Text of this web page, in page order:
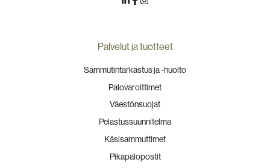
Palvelut ja tuotteet
Sammutintarkastus ja -huolto
Palovaroittimet
Väestönsuojat
Pelastussuunnitelma
Käsisammuttimet
Pikapalopostit